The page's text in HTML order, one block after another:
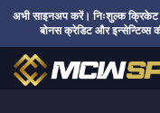
अभी साइनअप करें। निःशुल्क
बोनस क्रेडिट और इन्सेन्टिव्स